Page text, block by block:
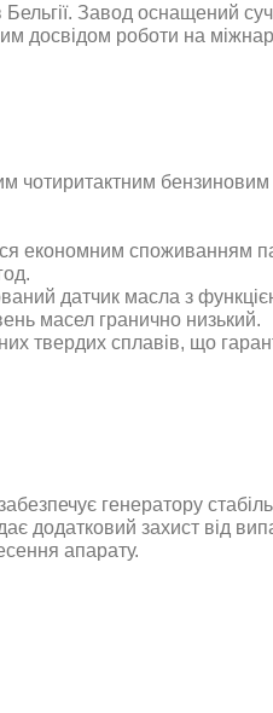
Бельгії. Завод оснащений
досвідом роботи на
чотиритактним
економним споживанням
.
датчик масла з
масел гранично низький.
твердих сплавів, що
генератору
додатковий захист від
апарату.